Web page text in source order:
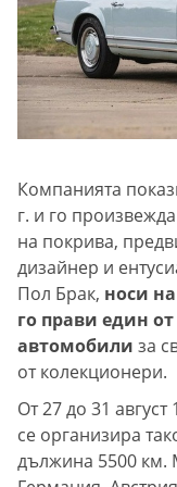
Компанията
г. и го
на покрива,
дизайнер и
Пол Брак, носи
го прави един
автомобили за
от колекционери.
От 27 до 31 август
се организира
дължина 5500 км.